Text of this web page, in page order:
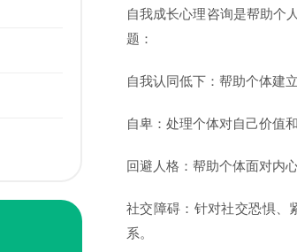
自我成长心理咨询是帮助个
题：
自我认同低下：帮助个体建
自卑：处理个体对自己价值
回避人格：帮助个体面对内
社交障碍：针对社交恐惧、
系。